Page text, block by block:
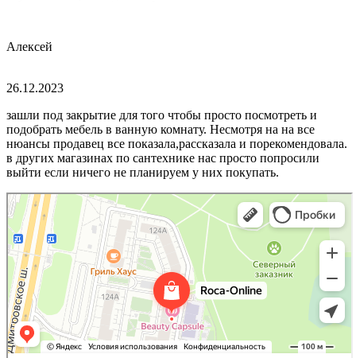
Алексей
26.12.2023
зашли под закрытие для того чтобы просто посмотреть и
подобрать мебель в ванную комнату. Несмотря на на все
нюансы продавец все показала,рассказала и порекомендовала.
в других магазинах по сантехнике нас просто попросили
выйти если ничего не планируем у них покупать.